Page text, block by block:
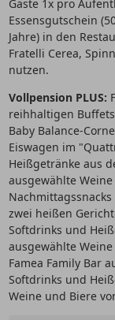
Gäste 1x pro
Essensgutschein
Jahre) in den
Fratelli Cerea,
nutzen.
Vollpension PLUS:
reihhaltigen
Baby Balance-
Eiswagen im
Heißgetränke aus
ausgewählte
zwei heißen
Softdrinks und
ausgewählte
Famea Family Bar
Softdrinks und
Weine und Biere